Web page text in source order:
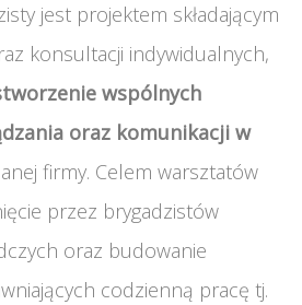
jest projektem składającym
konsultacji indywidualnych,
wspólnych
oraz komunikacji w
firmy. Celem warsztatów
przez brygadzistów
oraz budowanie
codzienną pracę tj.